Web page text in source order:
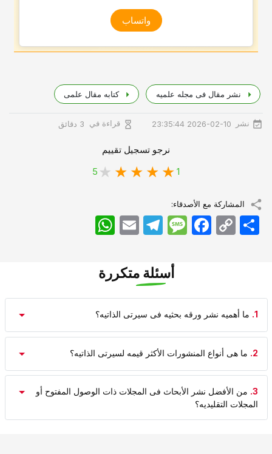
واتساب
نشر مقال فی مجله علمیه کتابه مقال علمی
نشر 2026-02-10 23:35:44 قراءة في 3 دقائق
نرجو تسجيل تقييم
1
5
المشاركة مع الأصدقاء:
WhatsApp Email
TelegramMessageFacebook Copy
Link
اشتراک
أسئلة متكررة
1. ما أهمیه نشر ورقه بحثیه فی سیرتی الذاتیه؟
2. ما هی أنواع المنشورات الأکثر قیمه لسیرتی الذاتیه؟
3. من الأفضل نشر الأبحاث فی المجلات ذات الوصول المفتوح أو
المجلات التقلیدیه؟